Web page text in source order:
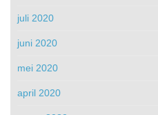
juli 2020
juni 2020
mei 2020
april 2020